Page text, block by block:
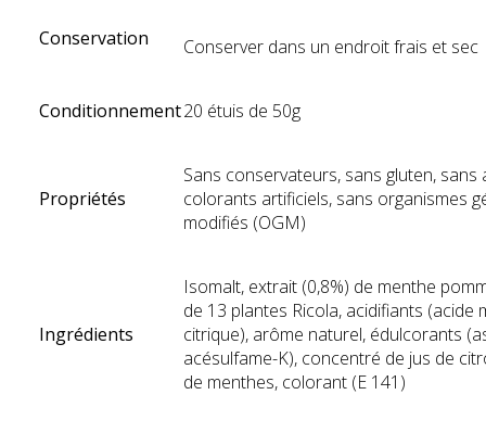
Conservation Conserver dans un endroit frais et sec
Conditionnement20 étuis de 50g
Propriétés
Sans conservateurs, sans gluten, sans
colorants artificiels, sans organismes
modifiés (OGM)
Ingrédients
Isomalt, extrait (0,8%) de menthe
de 13 plantes Ricola, acidifiants (acide
citrique), arôme naturel, édulcorants
acésulfame-K), concentré de jus de
de menthes, colorant (E 141)